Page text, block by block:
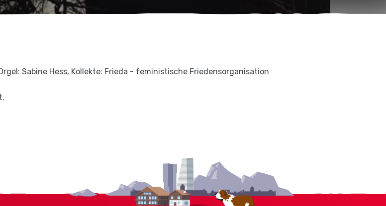
Sabine Hess, Kollekte: Frieda - feministische Friedensorganisation